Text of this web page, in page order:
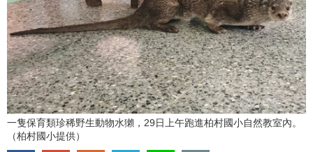
一隻保育類珍稀野生動物水獺，29日上午跑進柏村國小自然教室內。
（柏村國小提供）